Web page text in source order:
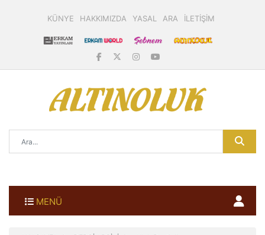
KÜNYE HAKKIMIZDA YASAL ARA İLETİŞİM
MENÜ